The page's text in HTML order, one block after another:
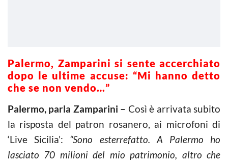
Palermo, Zamparini si sente accerchiato
dopo le ultime accuse: “Mi hanno detto
che se non vendo…”
Palermo, parla Zamparini – Così è arrivata subito
la risposta del patron rosanero, ai microfoni di
‘Live Sicilia’: “Sono esterrefatto. A Palermo ho
lasciato 70 milioni del mio patrimonio, altro che